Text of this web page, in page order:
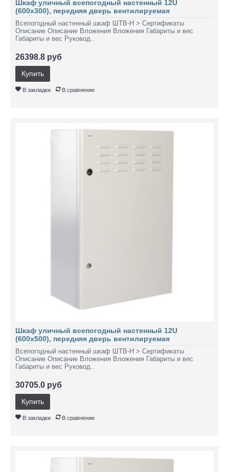
Шкаф уличный всепогодный настенный 12U
(600х300), передняя дверь вентилируемая
Всепогодный настенный шкаф ШТВ-Н > Сертификаты
Описание Описание Вложения Вложения Габариты и вес
Габариты и вес Руковод..
26398.8 руб
Купить
В закладки В сравнение
Шкаф уличный всепогодный настенный 12U
(600х500), передняя дверь вентилируемая
Всепогодный настенный шкаф ШТВ-Н > Сертификаты
Описание Описание Вложения Вложения Габариты и вес
Габариты и вес Руковод..
30705.0 руб
Купить
В закладки В сравнение